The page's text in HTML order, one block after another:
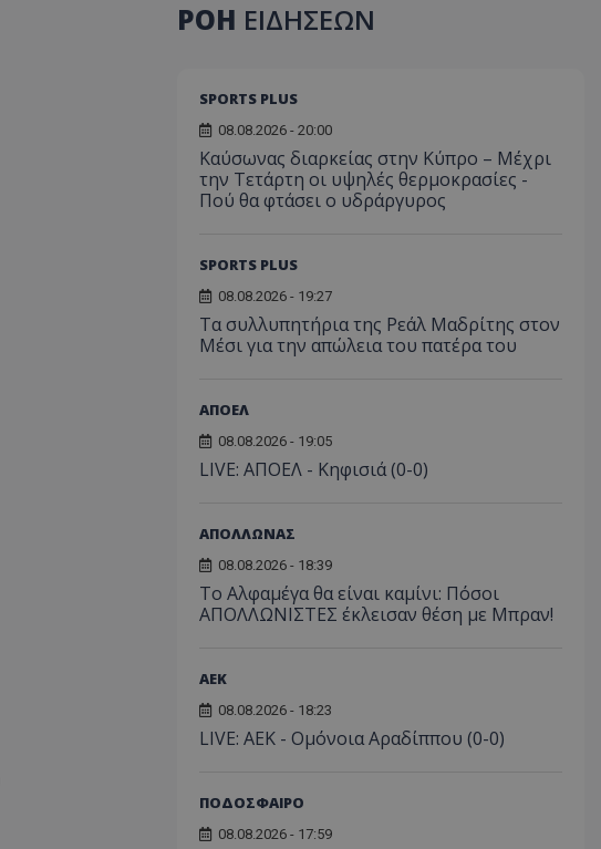
ΡΟΗ ΕΙΔΗΣΕΩΝ
SPORTS PLUS
08.08.2026 - 20:00
Καύσωνας διαρκείας στην Κύπρο – Μέχρι
την Τετάρτη οι υψηλές θερμοκρασίες -
Πού θα φτάσει ο υδράργυρος
SPORTS PLUS
08.08.2026 - 19:27
Τα συλλυπητήρια της Ρεάλ Μαδρίτης στον
Μέσι για την απώλεια του πατέρα του
ΑΠΟΕΛ
08.08.2026 - 19:05
LIVE: ΑΠΟΕΛ - Κηφισιά (0-0)
ΑΠΟΛΛΩΝΑΣ
08.08.2026 - 18:39
Το Αλφαμέγα θα είναι καμίνι: Πόσοι
ΑΠΟΛΛΩΝΙΣΤΕΣ έκλεισαν θέση με Μπραν!
ΑEK
08.08.2026 - 18:23
LIVE: ΑΕΚ - Ομόνοια Αραδίππου (0-0)
ΠΟΔΟΣΦΑΙΡΟ
08.08.2026 - 17:59